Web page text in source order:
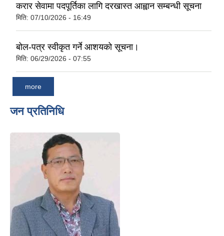
करार सेवामा पदपूर्तिका लागि दरखास्त आह्वान सम्बन्धी सूचना
मिति: 07/10/2026 - 16:49
बोल-पत्र स्वीकृत गर्ने आशयको सूचना।
मिति: 06/29/2026 - 07:55
more
जन प्रतिनिधि